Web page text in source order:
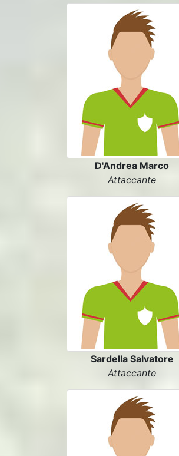
D'Andrea Marco
Attaccante
Sardella Salvatore
Attaccante